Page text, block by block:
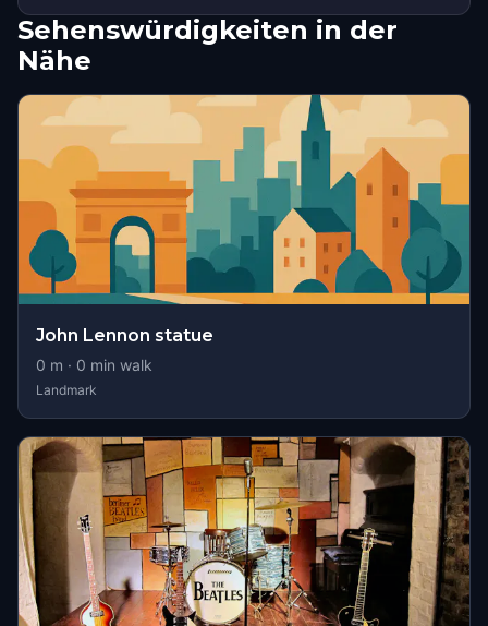
Sehenswürdigkeiten in der
Nähe
John Lennon statue
0 m · 0 min walk
Landmark